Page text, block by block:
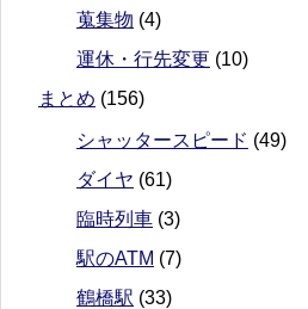
蒐集物 (4)
運休・行先変更 (10)
まとめ (156)
シャッタースピード (49)
ダイヤ (61)
臨時列車 (3)
駅のATM (7)
鶴橋駅 (33)